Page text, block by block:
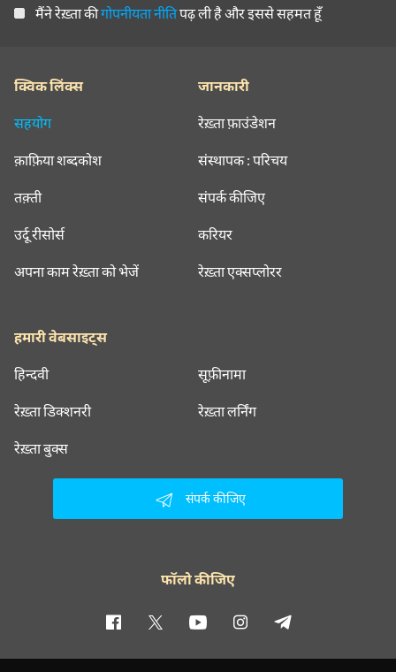
मैंने रेख़्ता कीगोपनीयता नीतिपढ़ ली है और इससे सहमत हूँ
क्विक लिंक्स
सहयोग
क़ाफ़िया शब्दकोश
तक़्ती
उर्दू रीसोर्स
अपना काम रेख़्ता को भेजें
जानकारी
रेख़्ता फ़ाउंडेशन
संस्थापक : परिचय
संपर्क कीजिए
करियर
रेख़्ता एक्सप्लोरर
हमारी वेबसाइट्स
हिन्दवी सूफ़ीनामा
रेख़्ता डिक्शनरी रेख़्ता लर्निंग
रेख़्ता बुक्स
संपर्क कीजिए
फॉलो कीजिए